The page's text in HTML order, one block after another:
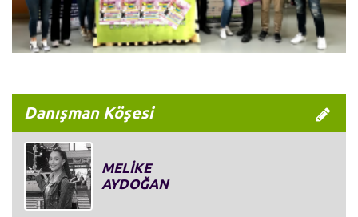
Danışman Köşesi
MELİKE
AYDOĞAN